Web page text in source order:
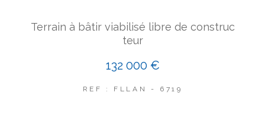
Terrain à bâtir viabilisé libre de construc
teur
132 000 €
REF : FLLAN - 6719